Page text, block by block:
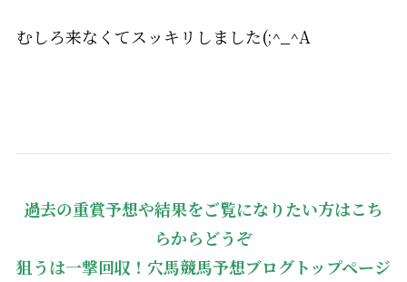
むしろ来なくてスッキリしました(;^_^A
過去の重賞予想や結果をご覧になりたい方はこち
らからどうぞ
狙うは一撃回収！穴馬競馬予想ブログトップページ